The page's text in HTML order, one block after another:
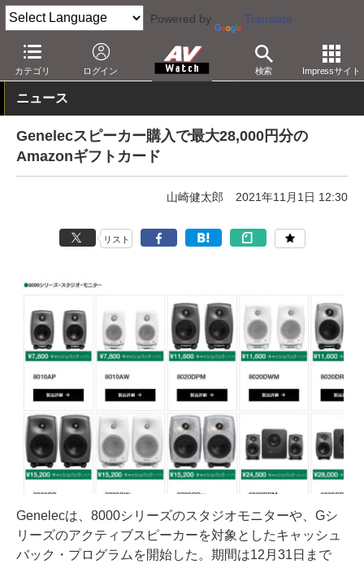
Powered by Translate
カテゴリ ログイン 検索 Impressサイト
AV Watch 製品 オーディオスピーカー
ニュース
Genelecスピーカー購入で最大28,000円分の
Amazonギフトカード
山崎健太郎 2021年11月1日 12:30
リスト
Genelecは、8000シリーズのスタジオモニターや、Gシ
リーズのアクティブスピーカーを対象としたキャッシュ
バック・プログラムを開始した。期間は12月31日まで